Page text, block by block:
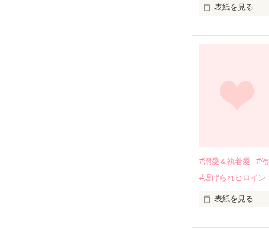
表紙を見る
関係修復もで
引っ越すこと
そして、ひょ
酔った勢いで
さらに、美桜
#溺愛＆執着愛
#
#虐げられヒロイン
表紙を見る